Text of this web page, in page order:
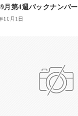
月第4週バックナンバー
10月1日